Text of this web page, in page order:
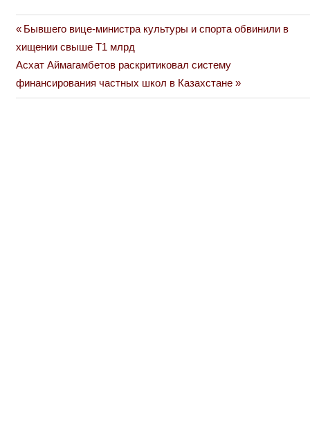
Навигация
по
записям
Previous
Post:
Бывшего вице-министра культуры и спорта обвинили в
хищении свыше Т1 млрд
Next
Post:
Асхат Аймагамбетов раскритиковал систему
финансирования частных школ в Казахстане